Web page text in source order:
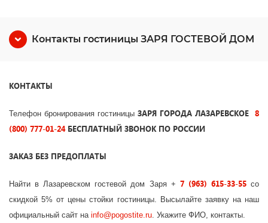
Контакты гостиницы ЗАРЯ ГОСТЕВОЙ ДОМ
КОНТАКТЫ
Телефон бронирования гостиницы ЗАРЯ ГОРОДА ЛАЗАРЕВСКОЕ 8
(800) 777-01-24БЕСПЛАТНЫЙ ЗВОНОК ПО РОССИИ
ЗАКАЗ БЕЗ ПРЕДОПЛАТЫ
Найти в Лазаревском гостевой дом Заря + 7 (963) 615-33-55 со
скидкой 5% от цены стойки гостиницы. Высылайте заявку на наш
официальный сайт на info@pogostite.ru. Укажите ФИО, контакты.